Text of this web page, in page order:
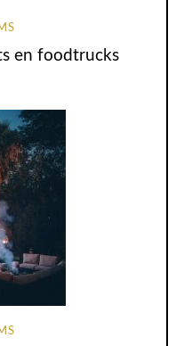
en foodtrucks